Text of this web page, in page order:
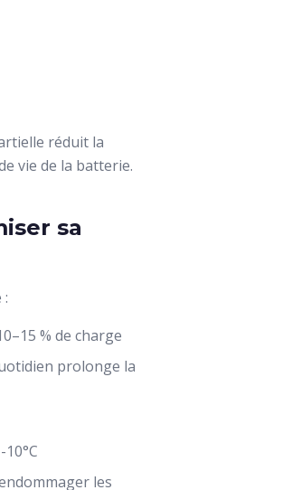
réduit la
vie de la batterie.
sa
% de charge
prolonge la
les